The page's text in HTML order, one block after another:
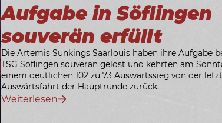
Aufgabe in Söflingen
souverän erfüllt
Die Artemis Sunkings Saarlouis haben ihre Aufgabe
TSG Söflingen souverän gelöst und kehrten am
einem deutlichen 102 zu 73 Auswärtssieg von der
Auswärtsfahrt der Hauptrunde zurück.
Weiterlesen